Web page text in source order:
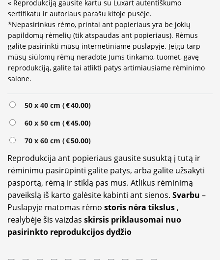
« Reprodukciją gausite kartu su Luxart autentiškumo
sertifikatu ir autoriaus parašu kitoje pusėje.
*Nepasirinkus rėmo, printai ant popieriaus yra be jokių
papildomų rėmelių (tik atspaudas ant popieriaus). Rėmus
galite pasirinkti mūsų internetiniame puslapyje. Jeigu tarp
mūsų siūlomų rėmų neradote Jums tinkamo, tuomet, gavę
reprodukciją, galite tai atlikti patys artimiausiame rėminimo
salone.
50 x 40 cm (€40.00)
60 x 50 cm (€45.00)
70 x 60 cm (€50.00)
Reprodukcija ant popieriaus gausite susuktą į tutą ir
rėminimu pasirūpinti galite patys, arba galite užsakyti
pasportą, rėmą ir stiklą pas mus. Atlikus rėminimą
paveikslą iš karto galėsite kabinti ant sienos. Svarbu –
Puslapyje matomas rėmo storis nėra tikslus ,
realybėje šis vaizdas skirsis priklausomai nuo
pasirinkto reprodukcijos dydžio
Alternative: